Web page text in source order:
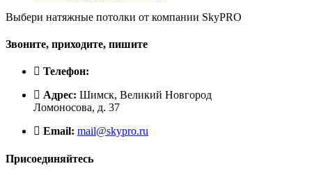
Выбери натяжные потолки от компании SkyPRO
Звоните, приходите, пишите
Телефон:
Адрес: Шимск, Великий Новгород
Ломоносова, д. 37
Email: mail@skypro.ru
Присоединяйтесь